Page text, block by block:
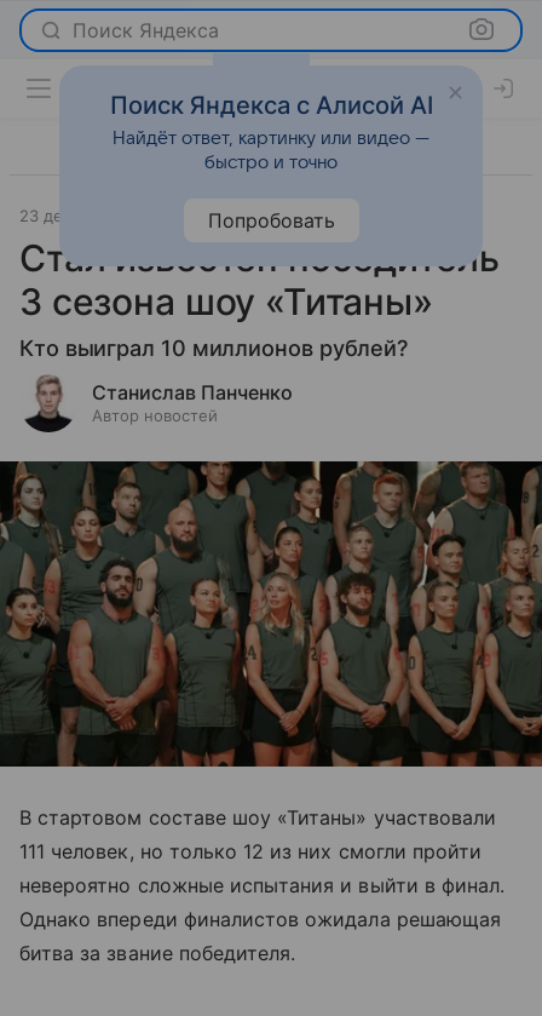
Поиск Яндекса
23 декабря 2025 Леди Mail Светская жизнь
Стал известен победитель
3 сезона шоу «Титаны»
Кто выиграл 10 миллионов рублей?
Станислав Панченко
Автор новостей
В стартовом составе шоу «Титаны» участвовали
111 человек, но только 12 из них смогли пройти
невероятно сложные испытания и выйти в финал.
Однако впереди финалистов ожидала решающая
битва за звание победителя.
Поиск Яндекса с Алисой AI
Найдёт ответ, картинку или видео —
быстро и точно
Попробовать